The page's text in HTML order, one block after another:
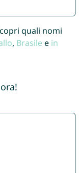
quali nomi
, Brasile e in